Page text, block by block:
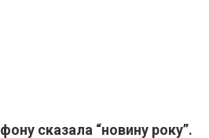
сказала “новину року”.